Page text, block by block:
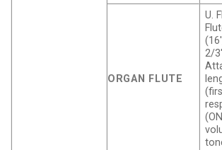
ORGAN FLUTE
U.
2/